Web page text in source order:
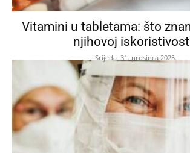
Vitamini u tabletama: što
njihovoj
Srijeda, 31. prosinca 2025.